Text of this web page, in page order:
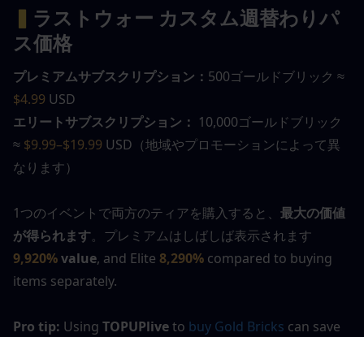
▍ ラストウォー カスタム週替わりパ
ス価格
プレミアムサブスクリプション：
$4.99 USD
エリートサブスクリプション： 10,000ゴールドブリック
≈ $9.99–$19.99 USD（地域やプロモーションによって異
なります）
1つのイベントで両方のティアを購入すると、 最大の価値
が得られます。プレミアムはしばしば表示されます
9,920% value, and Elite 8,290% compared to buying
items separately.
Pro tip: Using TOPUPlive to buy Gold Bricks